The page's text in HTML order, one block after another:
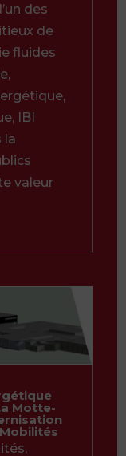
des
de
fluides
IBI
la
valeur
Motte-
,